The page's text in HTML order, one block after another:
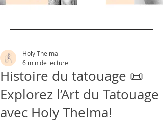
Histoire du tatouage 📜
Explorez l’Art du Tatouage
avec Holy Thelma!
Holy Thelma
6 min de lecture